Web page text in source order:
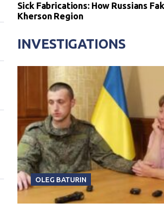
Sick Fabrications: How Russians
Kherson Region
INVESTIGATIONS
OLEG BATURIN